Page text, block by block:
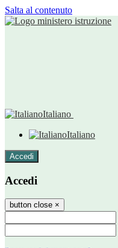
Salta al contenuto
Italiano
Italiano
Accedi
Accedi
button close ×